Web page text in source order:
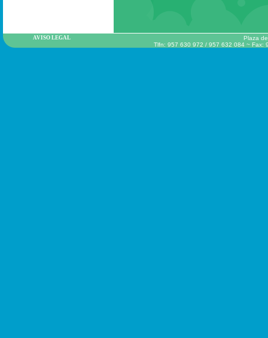
AVISO LEGAL
Plaza
Tlfn: 957 630 972 / 957 632 084 ~ Fax: